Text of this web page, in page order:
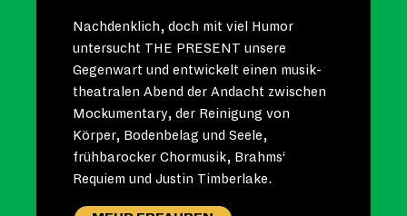
Nachdenklich, doch mit viel Humor
untersucht THE PRESENT unsere
Gegenwart und entwickelt einen musik-
theatralen Abend der Andacht zwischen
Mockumentary, der Reinigung von
Körper, Bodenbelag und Seele,
frühbarocker Chormusik, Brahms‘
Requiem und Justin Timberlake.